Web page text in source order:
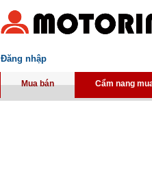
Đăng nhập
Mua bán Cẩm nang